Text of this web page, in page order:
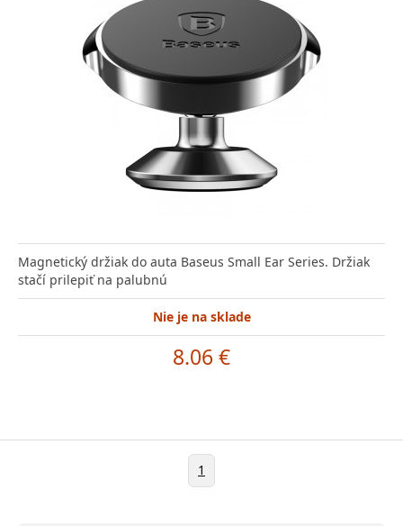
Magnetický držiak do auta Baseus Small Ear Series. Držiak
stačí prilepiť na palubnú
Nie je na sklade
8.06 €
1